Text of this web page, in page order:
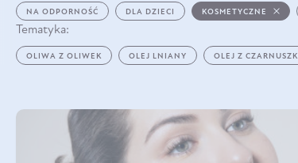
NA ODPORNOŚĆ DLA DZIECI KOSMETYCZNE
Tematyka:
OLIWA Z OLIWEK OLEJ LNIANY OLEJ Z CZARNUSZKI